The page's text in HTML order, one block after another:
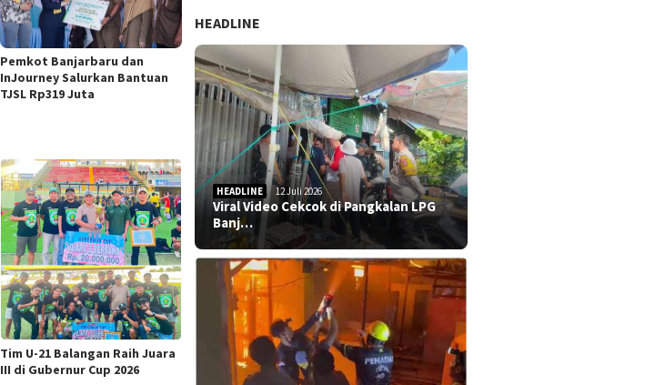
Pemkot Banjarbaru dan
InJourney Salurkan Bantuan
TJSL Rp319 Juta
Tim U-21 Balangan Raih Juara
III di Gubernur Cup 2026
HEADLINE
HEADLINE 12 Juli 2026
Viral Video Cekcok di Pangkalan LPG
Banj…